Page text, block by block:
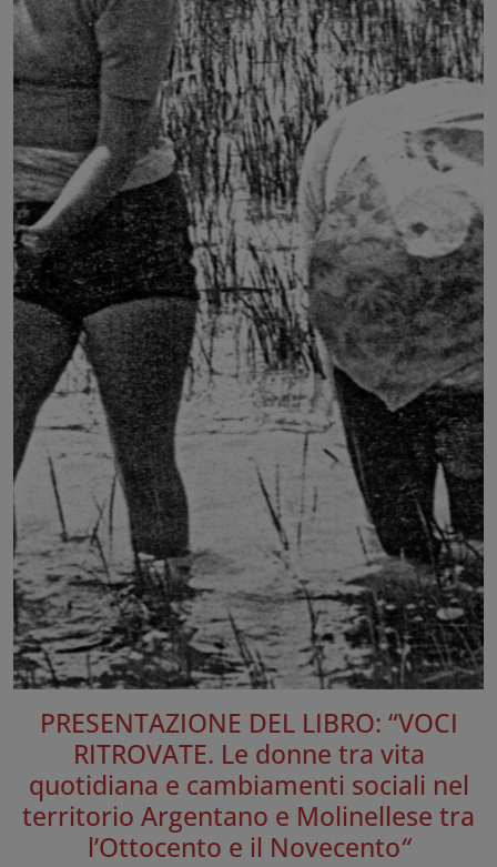
PRESENTAZIONE DEL LIBRO: “VOCI
RITROVATE. Le donne tra vita
quotidiana e cambiamenti sociali nel
territorio Argentano e Molinellese tra
l’Ottocento e il Novecento“